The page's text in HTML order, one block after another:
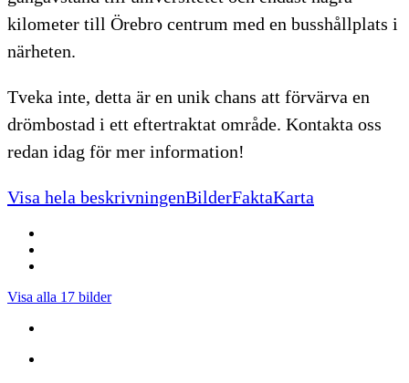
kilometer till Örebro centrum med en busshållplats i
närheten.
Tveka inte, detta är en unik chans att förvärva en
drömbostad i ett eftertraktat område. Kontakta oss
redan idag för mer information!
Visa hela beskrivningenBilderFaktaKarta
Visa alla 17 bilder